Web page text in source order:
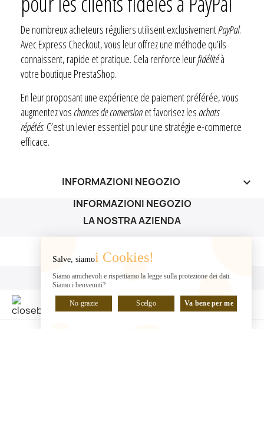
De nombreux acheteurs réguliers utilisent exclusivementPayPal.
Avec Express Checkout, vous leur offrez une méthode qu’ils
connaissent, rapide et pratique. Cela renforce leurfidélitéà
votre boutique PrestaShop.
En leur proposant une expérience de paiement préférée, vous
augmentez vos chances de conversionet favorisez les achats
répétés. C’est un levier essentiel pour une stratégie e-commerce
efficace.
INFORMAZIONI NEGOZIO keyboard_arrow_down
INFORMAZIONI NEGOZIO
LA NOSTRA AZIENDA
LA NOSTRA AZIENDA
IL TUO ACCOUNT
IL TUO ACCOUNT
Salve, siamoi Cookies!
Siamo amichevoli e rispettiamo la legge sulla protezione dei dati.
Siamo i benvenuti?
No grazie Scelgo Va bene per me
CHATTA CON NOI